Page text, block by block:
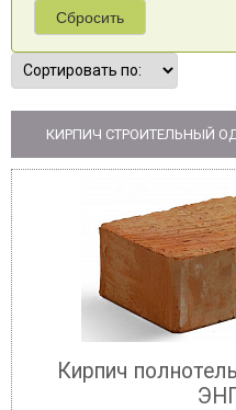
Сбросить
КИРПИЧ СТРОИТЕЛЬНЫЙ
Кирпич